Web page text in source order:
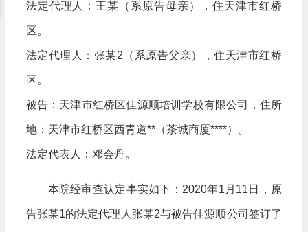
法定代理人：王某（系原告母亲），住天津市红桥
区。
法定代理人：张某2（系原告父亲），住天津市红桥
区。
被告：天津市红桥区佳源顺培训学校有限公司，住所
地：天津市红桥区西青道**（茶城商厦****）。
法定代表人：邓会丹。
本院经审查认定事实如下：2020年1月11日，原
告张某1的法定代理人张某2与被告佳源顺公司签订了